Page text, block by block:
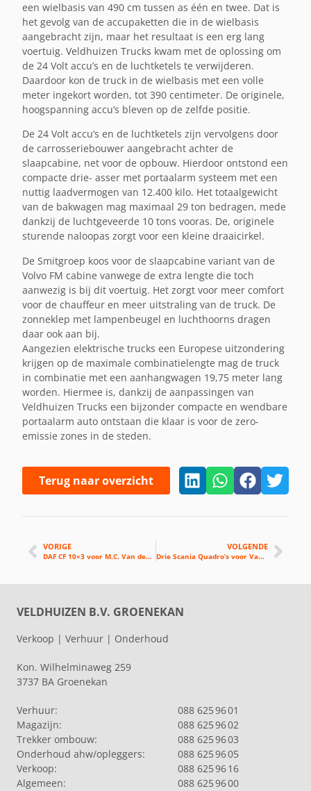
een wielbasis van 490 cm tussen as één en twee. Dat is
het gevolg van de accupaketten die in de wielbasis
aangebracht zijn, maar het resultaat is een erg lang
voertuig. Veldhuizen Trucks kwam met de oplossing om
de 24 Volt accu’s en de luchtketels te verwijderen.
Daardoor kon de truck in de wielbasis met een volle
meter ingekort worden, tot 390 centimeter. De originele,
hoogspanning accu’s bleven op de zelfde positie.
De 24 Volt accu’s en de luchtketels zijn vervolgens door
de carrosseriebouwer aangebracht achter de
slaapcabine, net voor de opbouw. Hierdoor ontstond een
compacte drie- asser met portaalarm systeem met een
nuttig laadvermogen van 12.400 kilo. Het totaalgewicht
van de bakwagen mag maximaal 29 ton bedragen, mede
dankzij de luchtgeveerde 10 tons vooras. De, originele
sturende naloopas zorgt voor een kleine draaicirkel.
De Smitgroep koos voor de slaapcabine variant van de
Volvo FM cabine vanwege de extra lengte die toch
aanwezig is bij dit voertuig. Het zorgt voor meer comfort
voor de chauffeur en meer uitstraling van de truck. De
zonneklep met lampenbeugel en luchthoorns dragen
daar ook aan bij.
Aangezien elektrische trucks een Europese uitzondering
krijgen op de maximale combinatielengte mag de truck
in combinatie met een aanhangwagen 19,75 meter lang
worden. Hiermee is, dankzij de aanpassingen van
Veldhuizen Trucks een bijzonder compacte en wendbare
portaalarm auto ontstaan die klaar is voor de zero-
emissie zones in de steden.
Terug naar overzicht
VORIGE
DAF CF 10×3 voor M.C. Van der Spek Materieel B.V.
VOLGENDE
Drie Scania Quadro’s voor Van der Wiel Transport
VELDHUIZEN B.V. GROENEKAN
Verkoop | Verhuur | Onderhoud
Kon. Wilhelminaweg 259
3737 BA Groenekan
Verhuur:
088 625 96 01
Magazijn:
088 625 96 02
Trekker ombouw:
088 625 96 03
Onderhoud ahw/opleggers:
088 625 96 05
Verkoop:
088 625 96 16
Algemeen:
088 625 96 00